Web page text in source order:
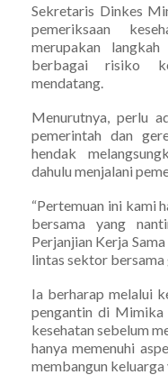
Sekretaris Dinkes
pemeriksaan
merupakan
berbagai risiko
mendatang.
Menurutnya, perlu
pemerintah dan
hendak
dahulu menjalani
“Pertemuan ini kami
bersama yang
Perjanjian Kerja
lintas sektor bersama
Ia berharap melalui
pengantin di Mimika
kesehatan sebelum
hanya memenuhi
membangun keluarga